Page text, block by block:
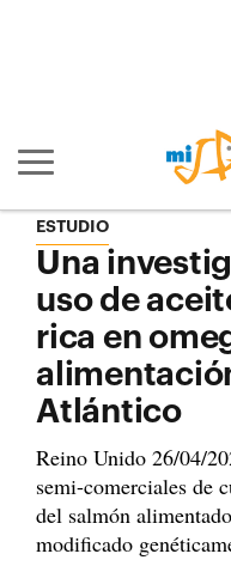
Mostrar/ocultar
ESTUDIO
Una
uso de
rica en
Atlántico
Reino Unido 26/04/
semi-comerciales de
del salmón
modificado